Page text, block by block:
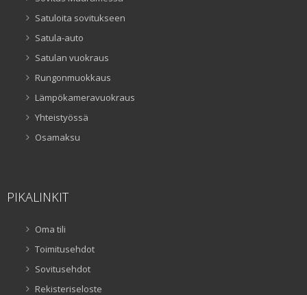
Satuloita sovitukseen
Satula-auto
Satulan vuokraus
Rungonmuokkaus
Lämpökameravuokraus
Yhteistyössä
Osamaksu
PIKALINKIT
Oma tili
Toimitusehdot
Sovitusehdot
Rekisteriseloste